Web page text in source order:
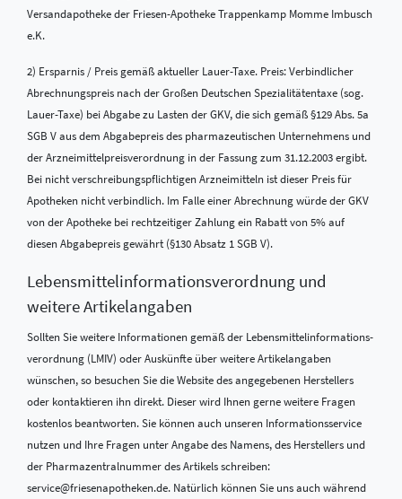
Versandapotheke der Friesen-Apotheke Trappenkamp Momme Imbusch
e.K.
2) Ersparnis / Preis gemäß aktueller Lauer-Taxe. Preis: Verbindlicher
Abrechnungspreis nach der Großen Deutschen Spezialitätentaxe (sog.
Lauer-Taxe) bei Abgabe zu Lasten der GKV, die sich gemäß §129 Abs. 5a
SGB V aus dem Abgabepreis des pharmazeutischen Unternehmens und
der Arzneimittelpreisverordnung in der Fassung zum 31.12.2003 ergibt.
Bei nicht verschreibungspflichtigen Arzneimitteln ist dieser Preis für
Apotheken nicht verbindlich. Im Falle einer Abrechnung würde der GKV
von der Apotheke bei rechtzeitiger Zahlung ein Rabatt von 5% auf
diesen Abgabepreis gewährt (§130 Absatz 1 SGB V).
Lebensmittel­informations­verordnung und
weitere Artikelangaben
Sollten Sie weitere Informationen gemäß der Lebensmittel­informations­
verordnung (LMIV) oder Auskünfte über weitere Artikelangaben
wünschen, so besuchen Sie die Website des angegebenen Herstellers
oder kontaktieren ihn direkt. Dieser wird Ihnen gerne weitere Fragen
kostenlos beantworten. Sie können auch unseren Informationsservice
nutzen und Ihre Fragen unter Angabe des Namens, des Herstellers und
der Pharmazentralnummer des Artikels schreiben:
service@friesenapotheken.de. Natürlich können Sie uns auch während